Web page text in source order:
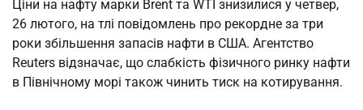
Ціни на нафту марки Brent та WTI знизилися у четвер,
26 лютого, на тлі повідомлень про рекордне за три
роки збільшення запасів нафти в США. Агентство
Reuters відзначає, що слабкість фізичного ринку нафти
в Північному морі також чинить тиск на котирування.